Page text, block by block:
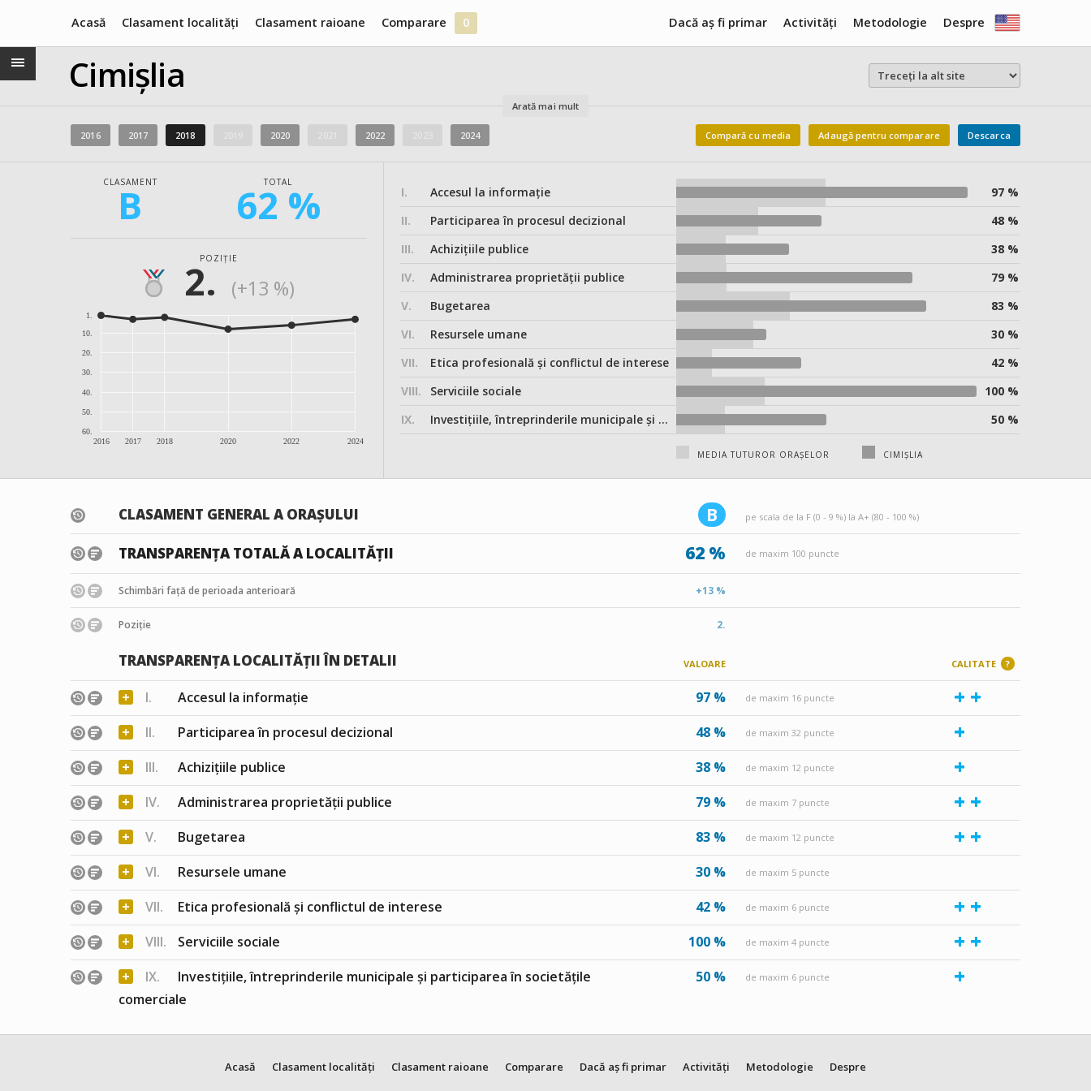
Acasă Despre
Clasament localități Metodologie
Clasament raioane Activități
Comparare 0 Dacă aș fi primar
Cimișlia
Arată mai mult
2016 2017 2018 2020 2022 2024 Descarca
Adaugă pentru comparare
Compară cu media
CLASAMENT
B TOTAL
62 %
POZIȚIE
2. (+13 %)
2016 2017 2018 2020 2022 2024
1.
10.
20.
30.
40.
50.
60.
I. Accesul la informație
97 %
II.
Participarea în procesul decizional
48 %
III.
Achizițiile publice
38 %
IV.
Administrarea proprietății publice
79 %
V.
Bugetarea
83 %
VI.
Resursele umane
30 %
VII.
Etica profesională și conflictul de interese
42 %
VIII.
Serviciile sociale
100 %
IX.
Investițiile, întreprinderile municipale și participarea în societățile comerciale 50 %
MEDIA TUTUROR ORAȘELOR CIMIȘLIA
CLASAMENT GENERAL A ORAȘULUI B pe scala de la F (0 - 9 %) la A+ (80 - 100 %)
TRANSPARENȚA TOTALĂ A LOCALITĂȚII 62 % de maxim 100 puncte
Schimbări față de perioada anterioară +13 %
Poziție 2.
TRANSPARENȚA LOCALITĂȚII ÎN DETALII VALOARE CALITATE ?
+ I. Accesul la informație 97 % de maxim 16 puncte + +
+ II. Participarea în procesul decizional 48 % de maxim 32 puncte +
+ III. Achizițiile publice 38 % de maxim 12 puncte +
+ IV. Administrarea proprietății publice 79 % de maxim 7 puncte + +
+ V. Bugetarea 83 % de maxim 12 puncte + +
+ VI. Resursele umane 30 % de maxim 5 puncte
+ VII. Etica profesională și conflictul de interese 42 % de maxim 6 puncte + +
+ VIII. Serviciile sociale 100 % de maxim 4 puncte + +
+ IX.
Investițiile, întreprinderile municipale și participarea în societățile
comerciale
50 % de maxim 6 puncte +
Acasă Clasament localități Clasament raioane Comparare Dacă aș fi primar Activități Metodologie Despre